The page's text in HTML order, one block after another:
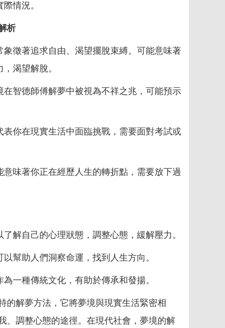
情況。
析
象徵著追求自由、渴望擺脫束縛。可能意味著
渴望解脫。
在智德師傅解夢中被視為不祥之兆，可能預示
表你在現實生活中面臨挑戰，需要面對考試或
意味著你正在經歷人生的轉折點，需要放下過
了解自己的心理狀態，調整心態，緩解壓力。
以幫助人們洞察命運，找到人生方向。
一種傳統文化，有助於傳承和發揚。
的解夢方法，它將夢境與現實生活緊密相
、調整心態的途徑。在現代社會，夢境的解